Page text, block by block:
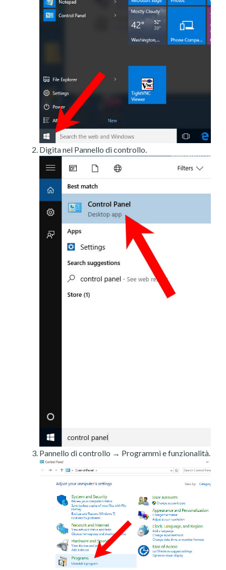
Digita nel Pannello di controllo.
Pannello di controllo → Programmi e funzionalità.